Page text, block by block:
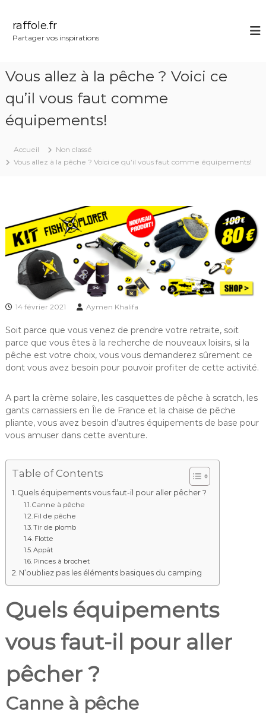
raffole.fr
Partager vos inspirations
Vous allez à la pêche ? Voici ce
qu’il vous faut comme
équipements!
Accueil
Non classé
Vous allez à la pêche ? Voici ce qu’il vous faut comme équipements!
14 février 2021 Aymen Khalifa
Soit parce que vous venez de prendre votre retraite, soit
parce que vous êtes à la recherche de nouveaux loisirs, si la
pêche est votre choix, vous vous demanderez sûrement ce
dont vous avez besoin pour pouvoir profiter de cette activité.
A part la crème solaire, les casquettes de pêche à scratch, les
gants carnassiers en Île de France et la chaise de pêche
pliante, vous avez besoin d’autres équipements de base pour
vous amuser dans cette aventure.
Table of Contents
Quels équipements vous faut-il pour aller pêcher ?
Canne à pêche
Fil de pêche
Tir de plomb
Flotte
Appât
Pinces à brochet
N’oubliez pas les éléments basiques du camping
Quels équipements
vous faut-il pour aller
pêcher ?
Canne à pêche